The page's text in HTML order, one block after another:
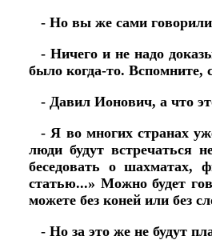
- Но вы же сами
- Ничего и не надо
было когда-то.
- Давил Ионович, а что
- Я во многих странах
люди будут встречаться
беседовать о шахматах,
статью...» Можно будет
можете без коней или без
- Но за это же не будут